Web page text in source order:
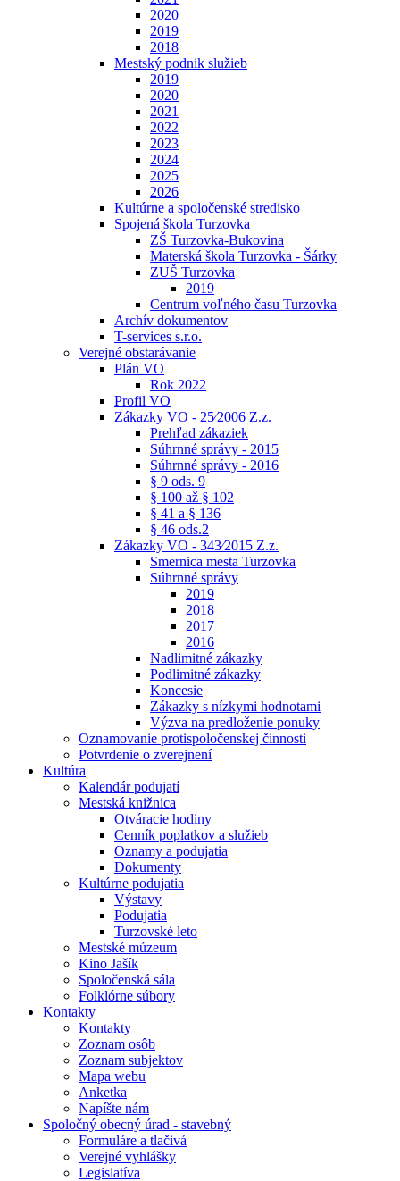
2020
2019
2018
Mestský podnik služieb
2019
2020
2021
2022
2023
2024
2025
2026
Kultúrne a spoločenské stredisko
Spojená škola Turzovka
ZŠ Turzovka-Bukovina
Materská škola Turzovka - Šárky
ZUŠ Turzovka
2019
Centrum voľného času Turzovka
Archív dokumentov
T-services s.r.o.
Verejné obstarávanie
Plán VO
Rok 2022
Profil VO
Zákazky VO - 25⁄2006 Z.z.
Prehľad zákaziek
Súhrnné správy - 2015
Súhrnné správy - 2016
§ 9 ods. 9
§ 100 až § 102
§ 41 a § 136
§ 46 ods.2
Zákazky VO - 343⁄2015 Z.z.
Smernica mesta Turzovka
Súhrnné správy
2019
2018
2017
2016
Nadlimitné zákazky
Podlimitné zákazky
Koncesie
Zákazky s nízkymi hodnotami
Výzva na predloženie ponuky
Oznamovanie protispoločenskej činnosti
Potvrdenie o zverejnení
Kultúra
Kalendár podujatí
Mestská knižnica
Otváracie hodiny
Cenník poplatkov a služieb
Oznamy a podujatia
Dokumenty
Kultúrne podujatia
Výstavy
Podujatia
Turzovské leto
Mestské múzeum
Kino Jašík
Spoločenská sála
Folklórne súbory
Kontakty
Kontakty
Zoznam osôb
Zoznam subjektov
Mapa webu
Anketka
Napíšte nám
Spoločný obecný úrad - stavebný
Formuláre a tlačivá
Verejné vyhlášky
Legislatíva